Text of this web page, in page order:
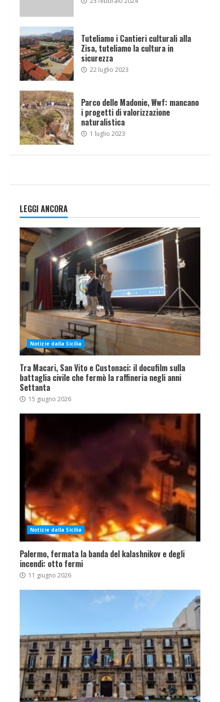
Tuteliamo i Cantieri culturali alla
Zisa, tuteliamo la cultura in
sicurezza
22 luglio 2023
Parco delle Madonie, Wwf: mancano
i progetti di valorizzazione
naturalistica
1 luglio 2023
LEGGI ANCORA
Notizie dalla Sicilia
Tra Macari, San Vito e Custonaci: il docufilm sulla
battaglia civile che fermò la raffineria negli anni
Settanta
15 giugno 2026
Notizie dalla Sicilia
Palermo, fermata la banda del kalashnikov e degli
incendi: otto fermi
11 giugno 2026